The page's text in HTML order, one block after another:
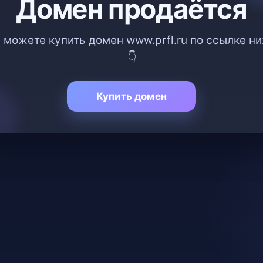
Домен продаётся
купить домен www.prfl.ru по ссылке
👇
Купить домен